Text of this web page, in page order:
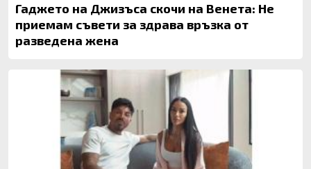
Гаджето на Джизъса скочи на Венета: Не
приемам съвети за здрава връзка от
разведена жена